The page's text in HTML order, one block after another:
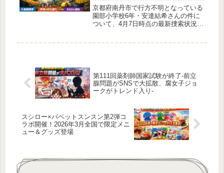
がかりなし…学校対応の遅れ
とSNSの混乱まで整理-
京都府南丹市で行方不明となっている
園部小学校6年・安達結希さんの件に
ついて、4月7日時点の最新捜索状況を
第111回薬剤師国家試験が終了-前立
腺問題がSNSで大拡散、腐女子ジョ
ークがトレンド入り-
スシロー×パペットスンスン第2弾コ
ラボ開催！2026年3月全国で限定メニ
ュー＆グッズ登場